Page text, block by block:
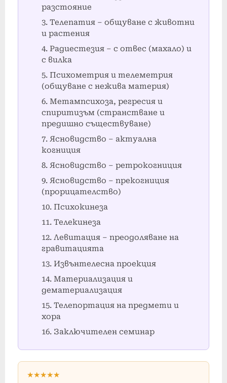
разстояние
Телепатия – общуване с животни
и растения
Радиестезия – с отвес (махало) и
с вилка
Психометрия и телеметрия
(общуване с нежива материя)
Метампсихоза, регресия и
спиритизъм (странстване и
предишно съществуване)
Ясновидство – актуална
когниция
Ясновидство – ретрокогниция
Ясновидство – прекогниция
(прорицателство)
Психокинеза
Телекинеза
Левитация – преодоляване на
гравитацията
Извънтелесна проекция
Материализация и
дематериализация
Телепортация на предмети и
хора
Заключителен семинар
★★★★★